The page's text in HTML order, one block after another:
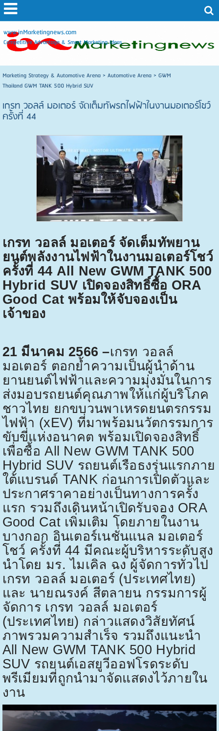
www.inMarketingnews.com
Competitive Advantage & Smart Marketing Ideas
Marketing Strategy & Automotive Arena> Automotive Arena> GWM
Thailand GWM TANK 500 Hybrid SUV
เกรท วอลล์ มอเตอร์ จัดเต็มทัพรถไฟฟ้าในงานมอเตอร์โชว์
ครั้งที่ 44
เกรท วอลล์ มอเตอร์ จัดเต็มทัพยาน
ยนต์พลังงานไฟฟ้าในงานมอเตอร์โชว์
ครั้งที่ 44 All New GWM TANK 500
Hybrid SUV เปิดจองสิทธิ์ซื้อ ORA
Good Catพร้อมให้จับจองเป็น
เจ้าของ
21 มีนาคม 2566 –เกรท วอลล์
มอเตอร์ ตอกย้ำความเป็นผู้นำด้าน
ยานยนต์ไฟฟ้าและความมุ่งมั่นในการ
ส่งมอบรถยนต์คุณภาพให้แก่ผู้บริโภค
ชาวไทย ยกขบวนพาเหรดยนตรกรรม
ไฟฟ้า (xEV) ที่มาพร้อมนวัตกรรมการ
ขับขี่แห่งอนาคต พร้อมเปิดจองสิทธิ์
เพื่อซื้อAll New GWM TANK 500
Hybrid SUV รถยนต์เรือธงรุ่นแรกภาย
ใต้แบรนด์ TANK ก่อนการเปิดตัวและ
ประกาศราคาอย่างเป็นทางการครั้ง
แรก รวมถึงเดินหน้าเปิดรับจอง ORA
Good Cat เพิ่มเติม โดยภายในงาน
บางกอก อินเตอร์เนชั่นแนล มอเตอร์
โชว์ ครั้งที่44 มีคณะผู้บริหารระดับสูง
นำโดย มร. ไมเคิล ฉง ผู้จัดการทั่วไป
เกรท วอลล์ มอเตอร์ (ประเทศไทย)
และ นายณรงค์ สีตลายน กรรมการผู้
จัดการ เกรท วอลล์ มอเตอร์
(ประเทศไทย) กล่าวแสดงวิสัยทัศน์
ภาพรวมความสำเร็จ รวมถึงแนะนำ
All New GWM TANK 500 Hybrid
SUV รถยนต์เอสยูวีออฟโรดระดับ
พรีเมียมที่ถูกนำมาจัดแสดงไว้ภายใน
งาน